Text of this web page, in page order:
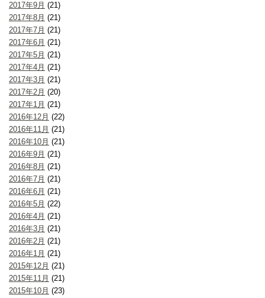
2017年9月 (21)
2017年8月 (21)
2017年7月 (21)
2017年6月 (21)
2017年5月 (21)
2017年4月 (21)
2017年3月 (21)
2017年2月 (20)
2017年1月 (21)
2016年12月 (22)
2016年11月 (21)
2016年10月 (21)
2016年9月 (21)
2016年8月 (21)
2016年7月 (21)
2016年6月 (21)
2016年5月 (22)
2016年4月 (21)
2016年3月 (21)
2016年2月 (21)
2016年1月 (21)
2015年12月 (21)
2015年11月 (21)
2015年10月 (23)